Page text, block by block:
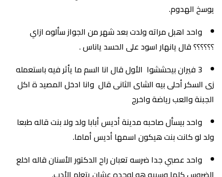
يوسخ الهدوم.
واحد اهبل مراته ولدت بعد شهر من الجواز سألوه ازاي
؟؟؟؟؟؟ قال يانهار اسود على الحسد ياناس .
3 فيران بيحششوا الأول قال انا السم ما يأثر فيه باستعمله
زى السكر أحلى بيه الشاى الثانى قال وانا ادخل المصيد ة اكل
الجبنة والعب رياضة واخرج
واحد بيسأل صاحبه مدينة أديس أبابا ولد ولا بنت قاله طبعا
ولد لو كانت بنت هيكون اسمها أديس أماما.
واحد عصبي جدا ضرسه تعبان راح الدكتور الأسنان قاله اخلع